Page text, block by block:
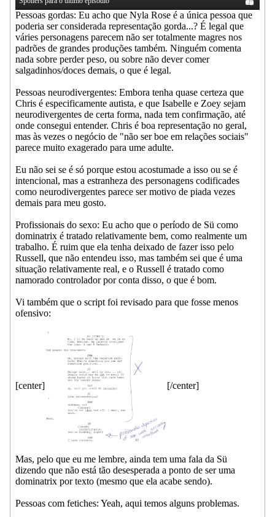
Pessoas gordas: Eu acho que Nyla Rose é a única pessoa que
poderia ser considerada representação gorda...? É legal que
váries personagens parecem não ser totalmente magres nos
padrões de grandes produções também. Ninguém comenta
nada sobre perder peso, ou sobre não dever comer
salgadinhos/doces demais, o que é legal.
Pessoas neurodivergentes: Embora tenha quase certeza que
Chris é especificamente autista, e que Isabelle e Zoey sejam
neurodivergentes de certa forma, nada tem confirmação, até
onde consegui entender. Chris é boa representação no geral,
mas às vezes o negócio de "não ser boe em relações sociais"
parece muito exagerado para ume adulte.
Eu não sei se é só porque estou acostumade a isso ou se é
intencional, mas a estranheza des personagens codificades
como neurodivergentes parece ser motivo de piada vezes
demais para meu gosto.
Profissionais do sexo: Eu acho que o período de Sü como
dominatrix é tratado relativamente bem, como realmente um
trabalho. É ruim que ela tenha deixado de fazer isso pelo
Russell, que não entendeu isso, mas também sei que é uma
situação relativamente real, e o Russell é tratado como
namorado controlador por conta disso, o que é bom.
Vi também que o script foi revisado para que fosse menos
ofensivo:
[center] [/center]
Mas, pelo que eu me lembre, ainda tem uma fala da Sü
dizendo que não está tão desesperada a ponto de ser uma
dominatrix por texto (mesmo que ela acabe sendo).
Pessoas com fetiches: Yeah, aqui temos alguns problemas.